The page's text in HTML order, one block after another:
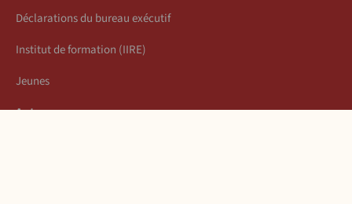
Déclarations du bureau exécutif
Institut de formation (IIRE)
Jeunes
Auteurs